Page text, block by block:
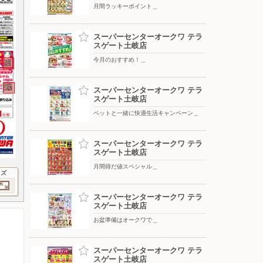
月間ラッキーポイント＿
スーパーセンターオークワ テラ
スゲート土岐店
今月のおすすめ！＿
スーパーセンターオークワ テラ
スゲート土岐店
ペットと一緒に快適生活キャンペーン＿
スーパーセンターオークワ テラ
スゲート土岐店
月間得だ値スペシャル＿
スーパーセンターオークワ テラ
スゲート土岐店
お盆準備はオークワで＿
スーパーセンターオークワ テラ
スゲート土岐店